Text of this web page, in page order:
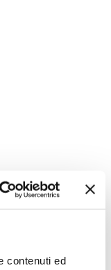
contenuti ed